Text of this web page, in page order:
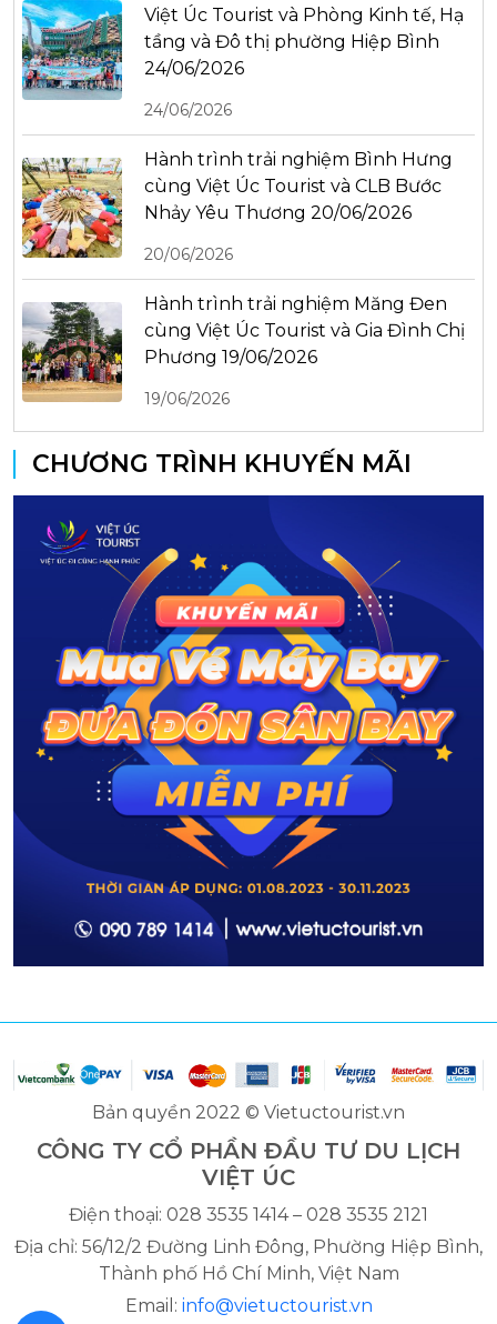
Việt Úc Tourist và Phòng Kinh tế, Hạ
tầng và Đô thị phường Hiệp Bình
24/06/2026
24/06/2026
Hành trình trải nghiệm Bình Hưng
cùng Việt Úc Tourist và CLB Bước
Nhảy Yêu Thương 20/06/2026
20/06/2026
Hành trình trải nghiệm Măng Đen
cùng Việt Úc Tourist và Gia Đình Chị
Phương 19/06/2026
19/06/2026
CHƯƠNG TRÌNH KHUYẾN MÃI
Bản quyền 2022 © Vietuctourist.vn
CÔNG TY CỔ PHẦN ĐẦU TƯ DU LỊCH
VIỆT ÚC
Điện thoại: 028 3535 1414 – 028 3535 2121
Địa chỉ: 56/12/2 Đường Linh Đông, Phường Hiệp Bình,
Thành phố Hồ Chí Minh, Việt Nam
Email: info@vietuctourist.vn